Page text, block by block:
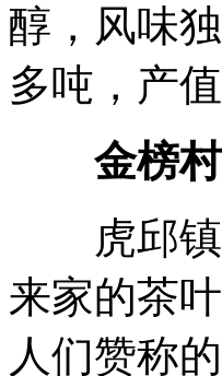
醇，风味
多吨，产
金榜村
虎邱镇
来家的茶
人们赞称